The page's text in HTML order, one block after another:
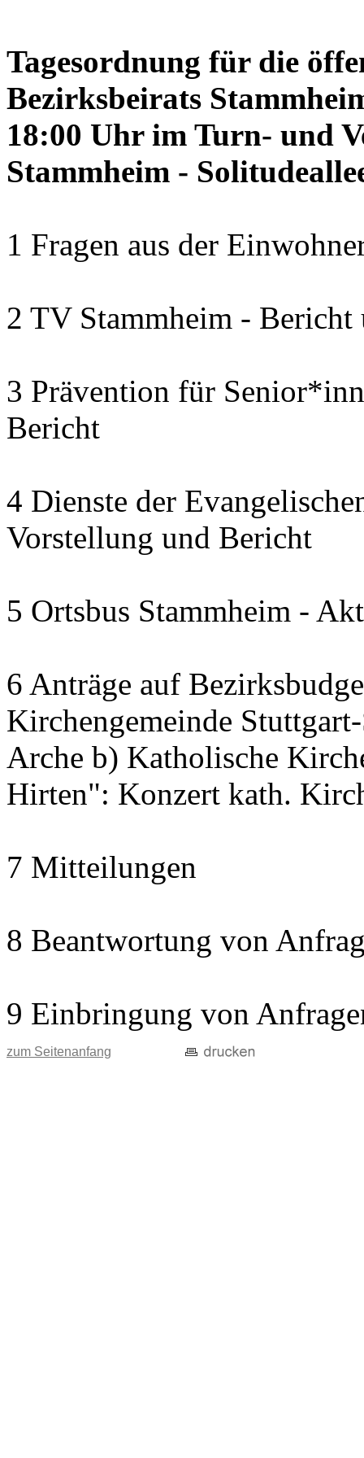
Tagesordnung für die
Bezirksbeirats
18:00 Uhr im Turn- und
Stammheim -
1 Fragen aus der
2 TV Stammheim - Bericht
3 Prävention für
Bericht
4 Dienste der
Vorstellung und Bericht
5 Ortsbus Stammheim -
6 Anträge auf
Kirchengemeinde
Arche b) Katholische
Hirten": Konzert kath.
7 Mitteilungen
8 Beantwortung von
9 Einbringung von
zum Seitenanfang